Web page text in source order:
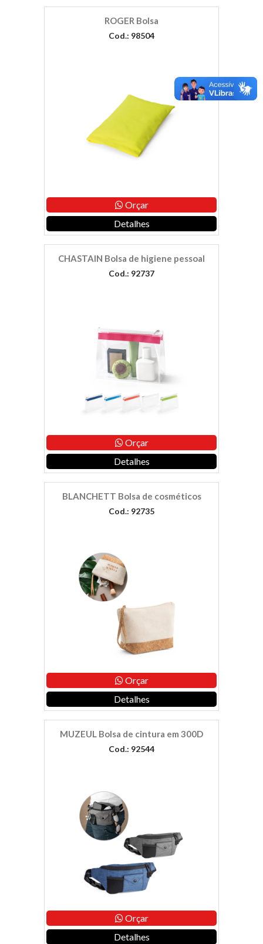
ROGER Bolsa
Cod.: 98504
Orçar
Detalhes
CHASTAIN Bolsa de higiene pessoal
Cod.: 92737
Orçar
Detalhes
BLANCHETT Bolsa de cosméticos
Cod.: 92735
Orçar
Detalhes
MUZEUL Bolsa de cintura em 300D
Cod.: 92544
Orçar
Detalhes